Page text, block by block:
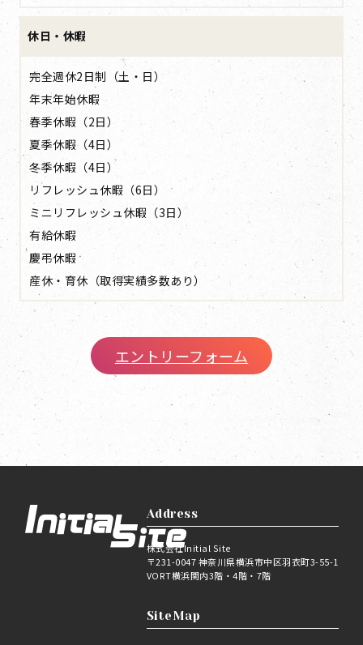
休日・休暇
完全週休2日制（土・日）
年末年始休暇
春季休暇（2日）
夏季休暇（4日）
冬季休暇（4日）
リフレッシュ休暇（6日）
ミニリフレッシュ休暇（3日）
有給休暇
慶弔休暇
産休・育休（取得実績多数あり）
エントリーフォーム
Address
株式会社Initial Site
〒231-0047 神奈川県横浜市中区羽衣町3-55-1
VORT横浜関内3階・4階・7階
SiteMap